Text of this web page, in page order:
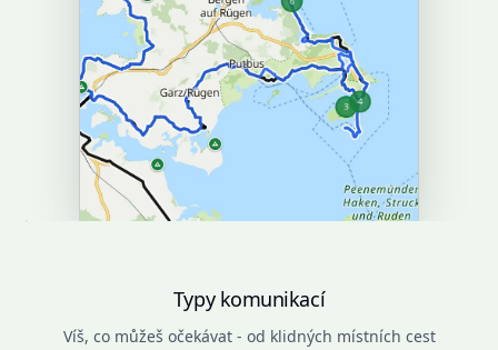
Typy komunikací
Víš, co můžeš očekávat - od klidných místních cest